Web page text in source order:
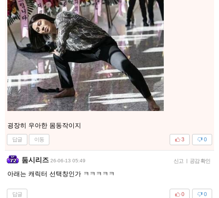
굉장히 우아한 몸동작이지
답글 이동 0
3
둠시리즈 26-06-13 05:49 신고 | 공감 확인
아래는 캐릭터 선택창인가 ㅋㅋㅋㅋㅋ
답글 0
0